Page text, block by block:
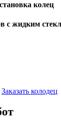
колец
с жидким
Заказать колодец